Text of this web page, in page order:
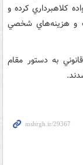
کلاهبرداري کرده و
و هزينه‌هاي شخصي
به دستور مقام